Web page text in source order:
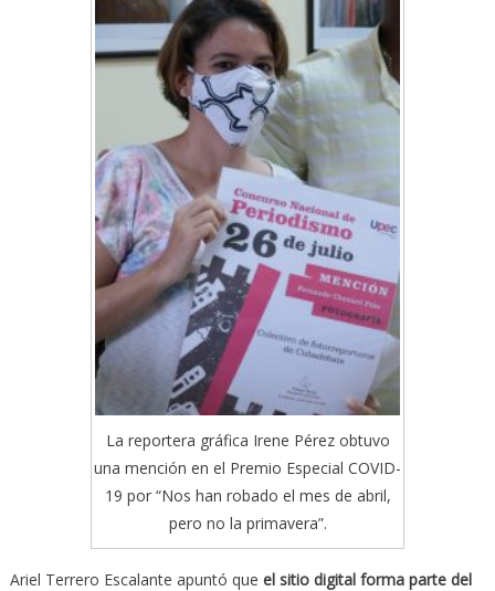
La reportera gráfica Irene Pérez obtuvo
una mención en el Premio Especial COVID-
19 por “Nos han robado el mes de abril,
pero no la primavera”.
Ariel Terrero Escalante apuntó que el sitio digital forma parte del